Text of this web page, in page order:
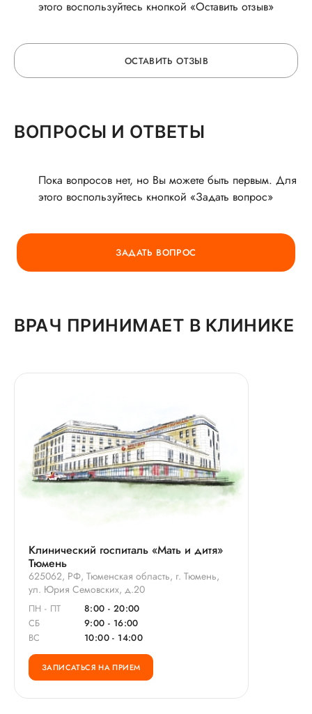
этого воспользуйтесь кнопкой «Оставить отзыв»
ОСТАВИТЬ ОТЗЫВ
ГОРЯЧАЯ ЛИНИЯ КАЧЕСТВА
ВОПРОСЫ И ОТВЕТЫ
Пока вопросов нет, но Вы можете быть первым. Для
этого воспользуйтесь кнопкой «Задать вопрос»
ЗАДАТЬ ВОПРОС
ВРАЧ ПРИНИМАЕТ В КЛИНИКЕ
Клинический госпиталь «Мать и дитя»
Тюмень
625062, РФ, Тюменская область, г. Тюмень,
ул. Юрия Семовских, д.20
ПН - ПТ
8:00 - 20:00
СБ
9:00 - 16:00
ВС
10:00 - 14:00
ЗАПИСАТЬСЯ НА ПРИЕМ